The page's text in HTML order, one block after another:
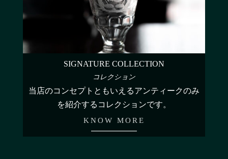
SIGNATURE COLLECTION
コレクション
当店のコンセプトともいえるアンティークのみ
を紹介するコレクションです。
KNOW MORE